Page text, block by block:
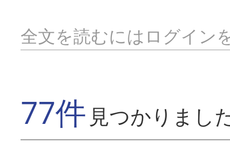
全文を読むにはログイン
77件 見つかりまし